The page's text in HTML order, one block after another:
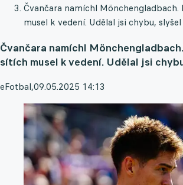
Čvančara namíchl
musel k vedení. Udělal jsi chybu, slyšel
Čvančara namíchl
sítích musel k vedení. Udělal jsi
eFotbal,09.05.2025 14:13